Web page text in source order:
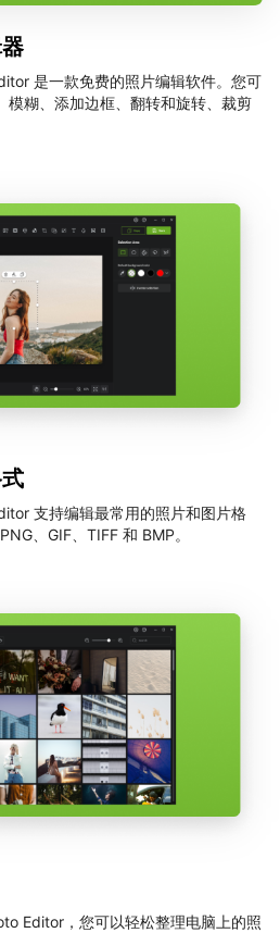
是一款免费的照片编辑软件。您可
模糊、添加边框、翻转和旋转、裁剪
支持编辑最常用的照片和图片格
、GIF、TIFF 和 BMP。
Editor，您可以轻松整理电脑上的照